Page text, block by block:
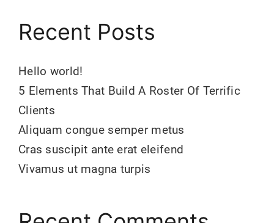
Recent Posts
Hello world!
5 Elements That Build A Roster Of Terrific
Clients
Aliquam congue semper metus
Cras suscipit ante erat eleifend
Vivamus ut magna turpis